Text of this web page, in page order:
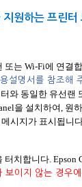
지원하는 프린터
또는 Wi-Fi에 연결
설명서를 참조해
와 동일한 유선랜
을 설치하여, 원
시지가 표시됩니
터치합니다. Epson
보이지 않는 경우